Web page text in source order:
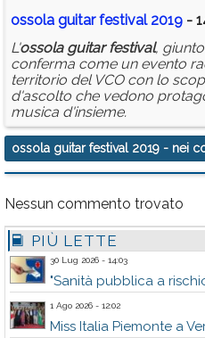
ossola guitar festival 2019 -
L'ossola guitar festival,
conferma come un evento
territorio del VCO con lo
d'ascolto che vedono
musica d'insieme.
ossola guitar festival 2019 - nei
Nessun commento trovato
PIÙ LETTE
30 Lug 2026 - 14:03
"Sanità pubblica a
1 Ago 2026 - 12:02
Miss Italia Piemonte a